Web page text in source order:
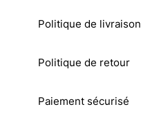
Politique de livraison
Politique de retour
Paiement sécurisé